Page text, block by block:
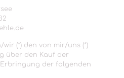
(*) den von mir/uns (*)
über den Kauf der
der folgenden